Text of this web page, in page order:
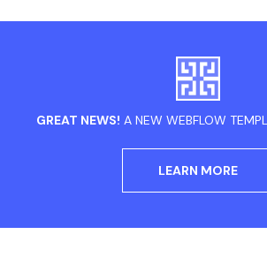
GREAT NEWS! A NEW WEBFLOW
LEARN MORE